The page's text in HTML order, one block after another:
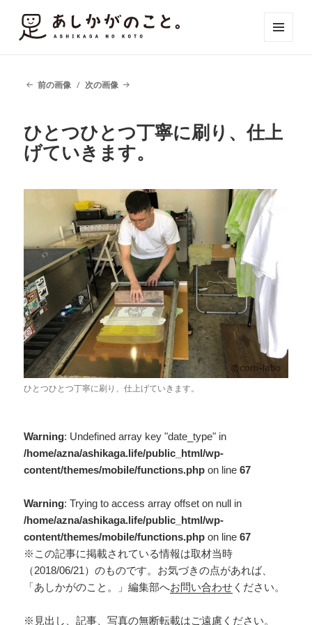
前の画像 次の画像
ひとつひとつ丁寧に刷り、仕上
げていきます。
ひとつひとつ丁寧に刷り、仕上げていきます。
Warning: Undefined array key "date_type" in
/home/azna/ashikaga.life/public_html/wp-
content/themes/mobile/functions.php on line67
Warning: Trying to access array offset on null in
/home/azna/ashikaga.life/public_html/wp-
content/themes/mobile/functions.php on line67
※この記事に掲載されている情報は取材当時
（2018/06/21）のものです。お気づきの点があれば、
「あしかがのこと。」編集部へお問い合わせ ください。
※見出し、記事、写真の無断転載はご遠慮ください。